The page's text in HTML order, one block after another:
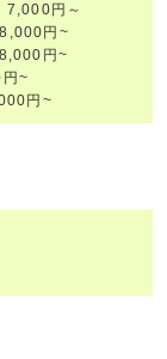
7,000円～
円~
円~
~
円~